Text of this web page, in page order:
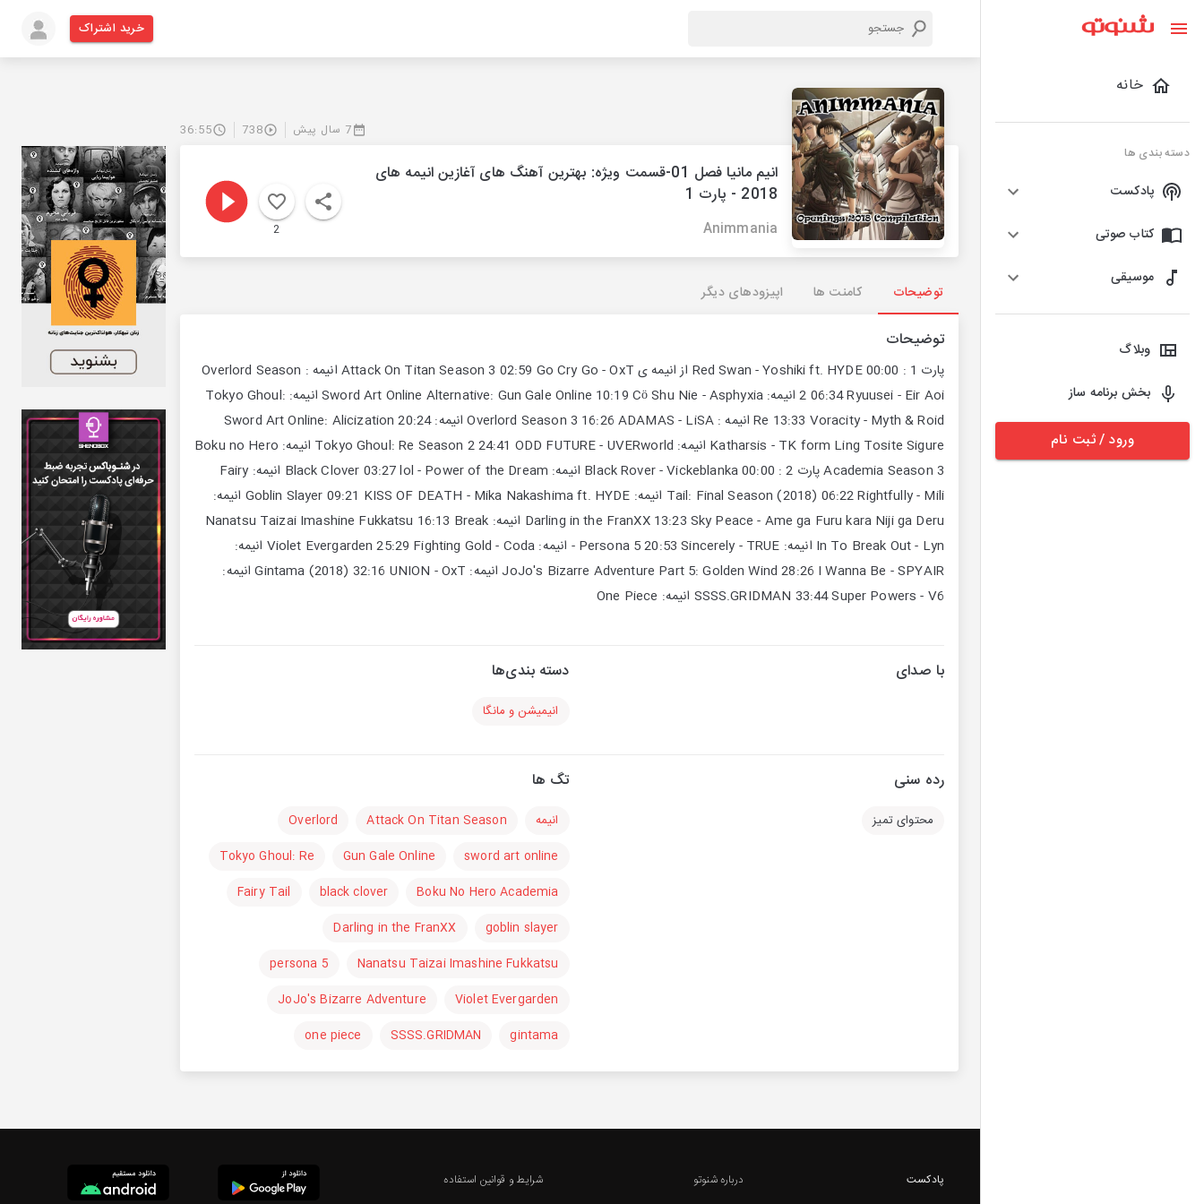
خانه
دسته بندی ها
پادکست
کتاب صوتی
موسیقی
وبلاگ
بخش برنامه ساز
ورود / ثبت نام
خرید اشتراک
7 سال پیش 738
36:55
انیم مانیا فصل 01-قسمت ویژه: بهترین آهنگ های آغازین انیمه های
2018 - پارت 1
Animmania
2
توضیحات کامنت ها اپیزودهای دیگر
توضیحات
پارت 1 : 00:00 Red Swan - Yoshiki ft. HYDE از انیمه ی Attack On Titan Season 3 02:59 Go Cry Go - OxT انیمه : Overlord Season
2 06:34 Ryuusei - Eir Aoi انیمه: Sword Art Online Alternative: Gun Gale Online 10:19 Cö Shu Nie - Asphyxia انیمه: Tokyo Ghoul:
Re 13:33 Voracity - Myth & Roid انیمه : Overlord Season 3 16:26 ADAMAS - LiSA انیمه: Sword Art Online: Alicization 20:24
Katharsis - TK form Ling Tosite Sigure انیمه: Tokyo Ghoul: Re Season 2 24:41 ODD FUTURE - UVERworld انیمه: Boku no Hero
Academia Season 3 پارت 2 : 00:00 Black Rover - Vickeblanka انیمه: Black Clover 03:27 lol - Power of the Dream انیمه: Fairy
Tail: Final Season (2018) 06:22 Rightfully - Mili انیمه: Goblin Slayer 09:21 KISS OF DEATH - Mika Nakashima ft. HYDE انیمه:
Darling in the FranXX 13:23 Sky Peace - Ame ga Furu kara Niji ga Deru انیمه: Nanatsu Taizai Imashine Fukkatsu 16:13 Break
In To Break Out - Lyn انیمه: Persona 5 20:53 Sincerely - TRUE - انیمه: Violet Evergarden 25:29 Fighting Gold - Coda انیمه:
JoJo's Bizarre Adventure Part 5: Golden Wind 28:26 I Wanna Be - SPYAIR انیمه: Gintama (2018) 32:16 UNION - OxT انیمه:
SSSS.GRIDMAN 33:44 Super Powers - V6 انیمه: One Piece
با صدای دسته بندی‌ها
انیمیشن و مانگا
رده سنی
محتوای تمیز
تگ ها
انیمه Attack On Titan Season
Overlord
sword art online
Gun Gale Online
Tokyo Ghoul: Re
Boku No Hero Academia
black clover
Fairy Tail
goblin slayer
Darling in the FranXX
Nanatsu Taizai Imashine Fukkatsu
persona 5
Violet Evergarden
JoJo's Bizarre Adventure
gintama
SSSS.GRIDMAN
one piece
پادکست
درباره شنوتو
شرایط و قوانین استفاده